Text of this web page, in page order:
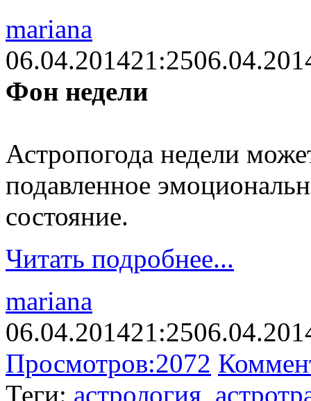
mariana
06.04.201421:25
Фон недели
Астропогода недели
подавленное
состояние.
Читать подробнее...
mariana
06.04.201421:25
Просмотров:2072
Теги: астрология